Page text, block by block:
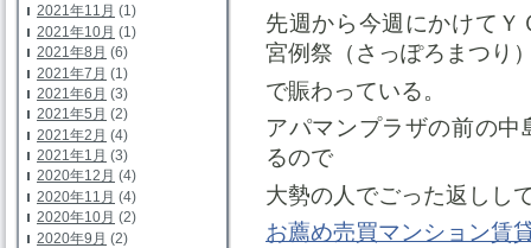
2021年11月 (1)
2021年10月 (1)
2021年8月 (6)
2021年7月 (1)
2021年6月 (3)
2021年5月 (2)
2021年2月 (4)
2021年1月 (3)
2020年12月 (4)
2020年11月 (4)
2020年10月 (2)
2020年9月 (2)
先週から今週にかけて
宮例祭（さっぽろまつり
で賑わっている。
アパマンプラザの前の
るので
大勢の人でごった返しし
お薦め売買マンション賃